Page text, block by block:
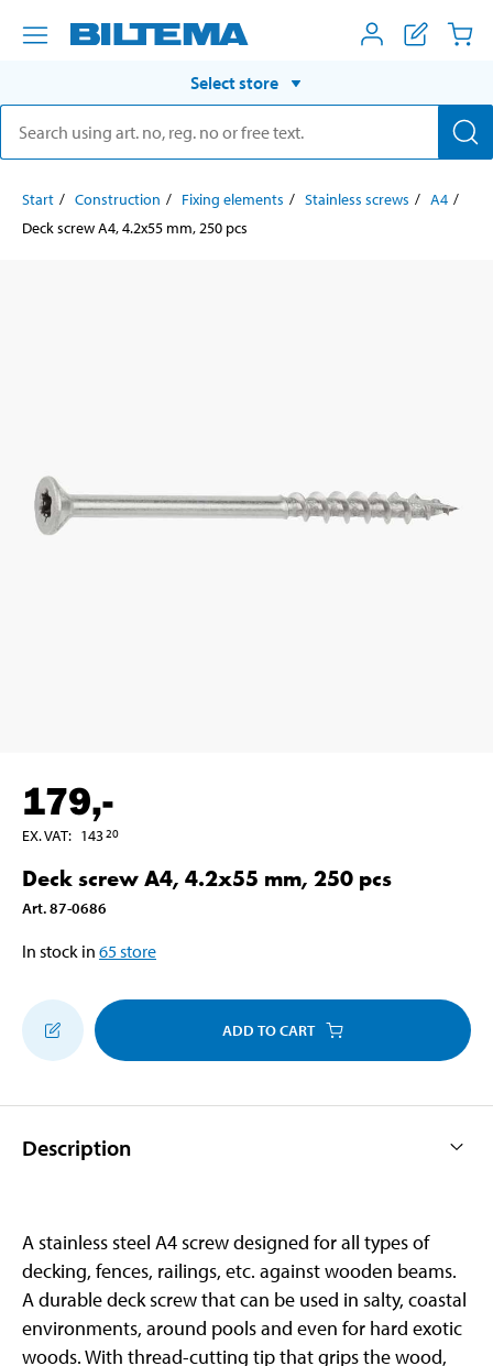
Select store
Start Construction Fixing elements Stainless screws
A4
Deck screw A4, 4.2x55 mm, 250 pcs
179,-
EX. VAT: 14320
Deck screw A4, 4.2x55 mm, 250 pcs
Art.87-0686
In stock in 65store
ADD TO CART
Description
A stainless steel A4 screw designed for all types of
decking, fences, railings, etc. against wooden beams.
A durable deck screw that can be used in salty, coastal
environments, around pools and even for hard exotic
woods. With thread-cutting tip that grips the wood,